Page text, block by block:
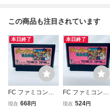
この商品も注目されています
本日終了
FC ファミコンソ
フト ダウンタウン
現在 668円
本日終了
FC ファミコンソ
フト ダウンタウン
現在 524円